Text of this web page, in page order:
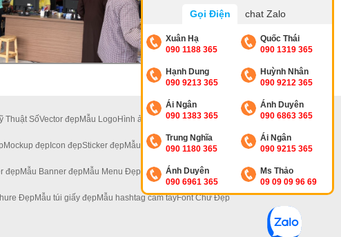
Gọi Điện chat Zalo
Xuân Hạ
090 1188 365
Quốc Thái
090 1319 365
Hạnh Dung
090 9213 365
Huỳnh Nhân
090 9212 365
Ái Ngân
090 1383 365
Ánh Duyên
090 6863 365
Trung Nghĩa
090 1180 365
Ái Ngân
090 9215 365
Ánh Duyên
090 6961 365
Ms Thảo
09 09 09 96 69
Thuật SốVector đẹpMẫu LogoHình ảnh đẹpẢnh 4KẢnh Hoa
Mockup đẹpIcon đẹpSticker đẹpMẫu Standee Đẹp
đẹpMẫu Banner đẹpMẫu Menu Đẹp Mẫu Tờ Rơi Đẹp
ĐẹpMẫu túi giấy đẹpMẫu hashtag cầm tayFont Chữ Đẹp